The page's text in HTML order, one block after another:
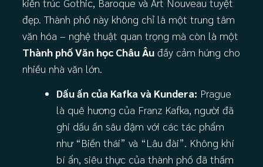
kiến trúc Gothic, Baroque và Art Nouveau tuyệt
đẹp. Thành phố này không chỉ là một trung tâm
văn hóa – nghệ thuật quan trọng mà còn là một
Thành phố Văn học Châu Âu đầy cảm hứng cho
nhiều nhà văn lớn.
Dấu ấn của Kafka và Kundera: Prague
là quê hương của Franz Kafka, người đã
ghi dấu ấn sâu đậm với các tác phẩm
như “Biến thái” và “Lâu đài”. Không khí
bí ẩn, siêu thực của thành phố đã thấm